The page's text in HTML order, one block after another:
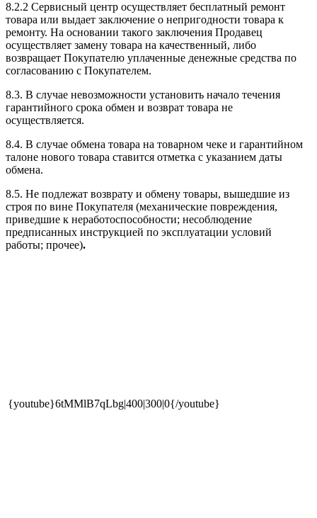
8.2.2 Сервисный центр осуществляет бесплатный ремонт
товара или выдает заключение о непригодности товара к
ремонту. На основании такого заключения Продавец
осуществляет замену товара на качественный, либо
возвращает Покупателю уплаченные денежные средства по
согласованию с Покупателем.
8.3. В случае невозможности установить начало течения
гарантийного срока обмен и возврат товара не
осуществляется.
8.4. В случае обмена товара на товарном чеке и гарантийном
талоне нового товара ставится отметка с указанием даты
обмена.
8.5. Не подлежат возврату и обмену товары, вышедшие из
строя по вине Покупателя (механические повреждения,
приведшие к неработоспособности; несоблюдение
предписанных инструкцией по эксплуатации условий
работы; прочее).
{youtube}6tMMlB7qLbg|400|300|0{/youtube}